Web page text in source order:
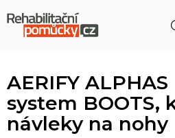
na
obsah
AERIFY
system BOOTS,
návleky na nohy